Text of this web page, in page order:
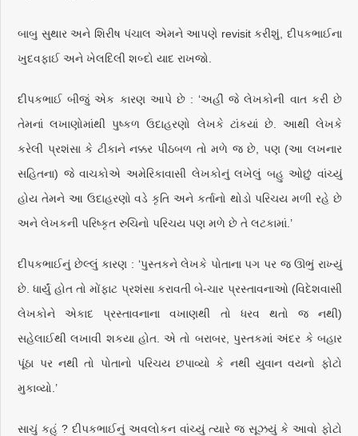
બાબુ સુથાર અને શિરીષ પંચાલ એમને આપણે revisit કરીશું, દીપકભાઈના
ખુદવફાઈ અને ખેલદિલી શબ્દો યાદ રાખજો.
દીપકભાઈ બીજું એક કારણ આપે છે : ‘અહીં જે લેખકોની વાત કરી છે
તેમનાં લખાણોમાંથી પુષ્કળ ઉદાહરણો લેખકે ટાંકયાં છે. આથી લેખકે
કરેલી પ્રશંસા કે ટીકાને નક્કર પીઠબળ તો મળે જ છે, પણ (આ લખનાર
સહિતના) જે વાચકોએ અમેરિકાવાસી લેખકોનું લખેલું બહુ ઓછું વાંચ્યું
હોય તેમને આ ઉદાહરણો વડે કૃતિ અને કર્તાનો થોડો પરિચય મળી રહે છે
અને લેખકની પરિષ્કૃત રુચિનો પરિચય પણ મળે છે તે લટકામાં.’
દીપકભાઈનું છેલ્લું કારણ : ‘પુસ્તકને લેખકે પોતાના પગ પર જ ઊભું રાખ્યું
છે. ધાર્યું હોત તો મોંફાટ પ્રશંસા કરાવતી બે-ચાર પ્રસ્તાવનાઓ (વિદેશવાસી
લેખકોને એકાદ પ્રસ્તાવનાના વખાણથી તો ધરવ થતો જ નથી)
સહેલાઈથી લખાવી શકયા હોત. એ તો બરાબર, પુસ્તકમાં અંદર કે બહાર
પૂંઠા પર નથી તો પોતાનો પરિચય છપાવ્યો કે નથી યુવાન વયનો ફોટો
મુકાવ્યો.’
સાચું કહું ? દીપકભાઈનું અવલોકન વાંચ્યું ત્યારે જ સૂઝયું કે આવો ફોટો